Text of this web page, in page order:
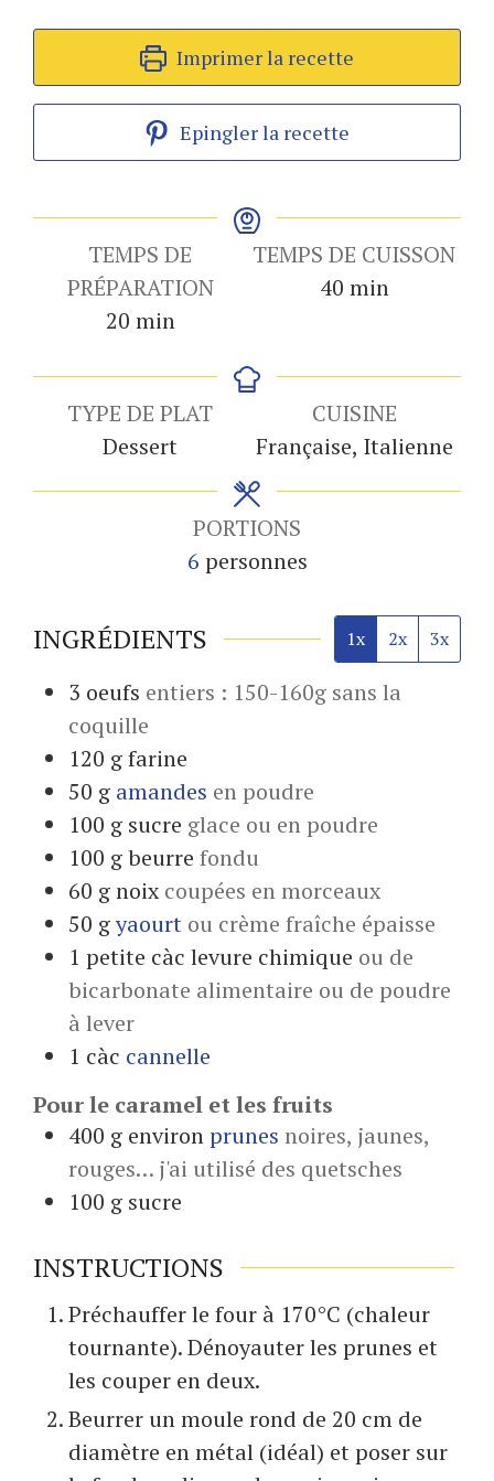
Imprimer la recette
Epingler la recette
TEMPS DE
PRÉPARATION
20minutes
min
TEMPS DE CUISSON
40minutes
min
TYPE DE PLAT
Dessert
CUISINE
Française, Italienne
PORTIONS
6 personnes
INGRÉDIENTS 1x 2x 3x
3 oeufs entiers : 150-160g sans la
coquille
120 gfarine
50 g amandes en poudre
100 g sucre glace ou en poudre
100 gbeurre fondu
60 gnoix coupées en morceaux
50 gyaourt ou crème fraîche épaisse
1 petite càc levure chimique ou de
bicarbonate alimentaire ou de poudre
à lever
1 càc cannelle
Pour le caramel et les fruits
400 g environprunes noires, jaunes,
rouges… j'ai utilisé des quetsches
100 g sucre
INSTRUCTIONS
Préchauffer le four à 170°C (chaleur
tournante). Dénoyauter les prunes et
les couper en deux.
Beurrer un moule rond de 20 cm de
diamètre en métal (idéal) et poser sur